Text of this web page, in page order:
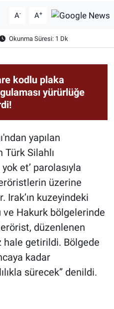
A- A+
Okunma Süresi: 1 Dk
kodlu plaka
yürürlüğe
yapılan
Türk Silahlı
et’ parolasıyla
üzerine
Irak’ın kuzeyindeki
Hakurk bölgelerinde
düzenlenen
hale getirildi. Bölgede
kadar
sürecek” denildi.